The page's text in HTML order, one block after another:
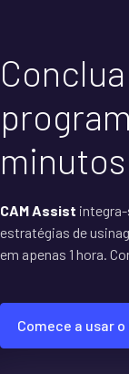
minutos
CAM Assist integra-
estratégias de
em apenas 1 hora.
Comece a usar